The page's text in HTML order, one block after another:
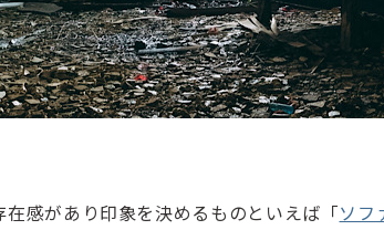
感があり印象を決めるものといえば「ソフ